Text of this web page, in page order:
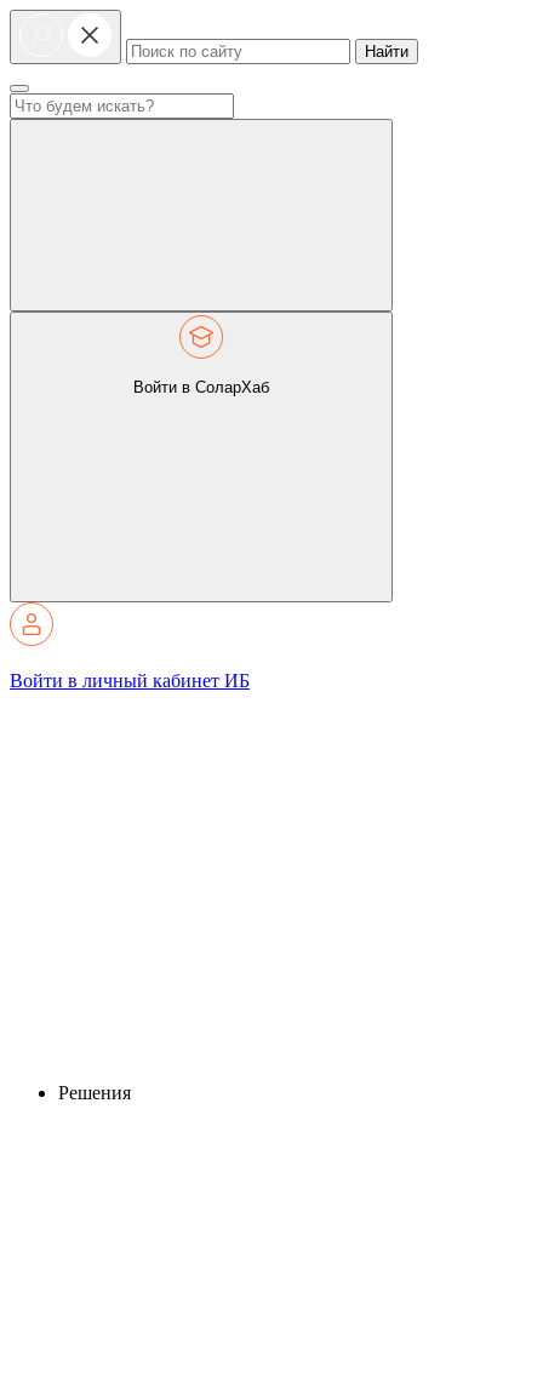
Найти
Войти в СоларХаб
Войти в личный кабинет ИБ
Решения